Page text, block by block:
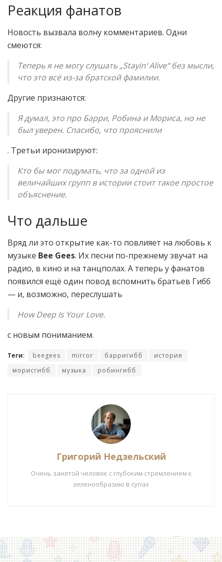
Реакция фанатов
Новость вызвала волну комментариев. Одни
смеются:
Теперь я не могу слушать „Stayin‘ Alive“ без мысли,
что это всё из-за братской фамилии.
Другие признаются:
Я думал, это про Барри, Робина и Мориса, но не
был уверен. Спасибо, что прояснили
. Третьи иронизируют:
Кто бы мог подумать, что за одной из
величайших групп в истории стоит такое простое
объяснение.
Что дальше
Вряд ли это открытие как-то повлияет на любовь к
музыке Bee Gees. Их песни по-прежнему звучат на
радио, в кино и на танцполах. А теперь у фанатов
появился ещё один повод вспомнить братьев Гибб
— и, возможно, переслушать
How Deep Is Your Love.
с новым пониманием.
Теги: beegees mirror барригибб
история
морисгибб
музыка робингибб
Григорий Недзельский
Очень занятой человек с глубоким стремлением к
зеленообразию в супах